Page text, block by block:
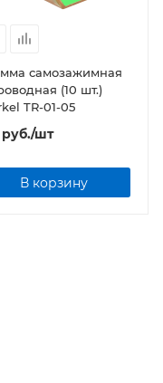
самозажимная
(10 шт.)
TR-01-05
/шт
В корзину